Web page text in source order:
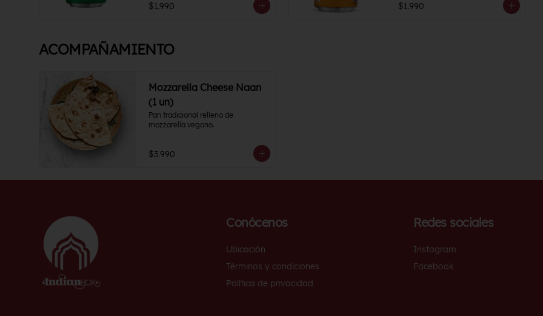
$1.990 $1.990
ACOMPAÑAMIENTO
Mozzarella Cheese Naan
(1 un)
Pan tradicional relleno de
mozzarella vegano.
$3.990
Conócenos
Ubicación
Términos y condiciones
Política de privacidad
Redes sociales
Instagram
Facebook